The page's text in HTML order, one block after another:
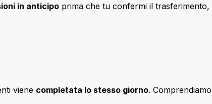
in anticipo prima che tu confermi il trasferimento,
viene completata lo stesso giorno.